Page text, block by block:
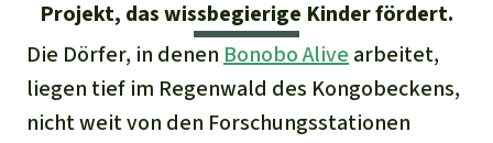
Biokraftstoff
Tropenholz
02/2025
01/2025
Ältere Ausgaben
Jahresberichte
Stiftung
Widget einbinden
Banner einbinden
Español
Français
Spenden für ein Thema
Tierschutz
Spenden für eine Region
Projekt, das wissbegierige Kinder fördert.
Die Dörfer, in denen Bonobo Alive arbeitet,
liegen tief im Regenwald des Kongobeckens,
nicht weit von den Forschungsstationen